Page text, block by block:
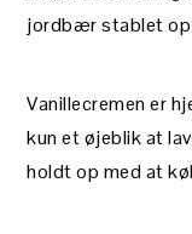
jordbær stablet op
Vanillecremen er
kun et øjeblik at
holdt op med at